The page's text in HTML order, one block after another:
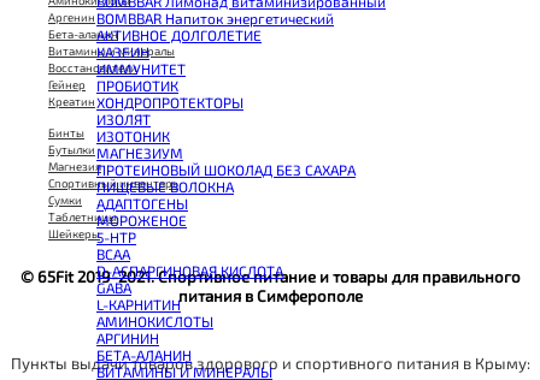
BOMBBAR Напиток энергетический
АКТИВНОЕ ДОЛГОЛЕТИЕ
КАЗЕИН
ИММУНИТЕТ
ПРОБИОТИК
ХОНДРОПРОТЕКТОРЫ
ИЗОЛЯТ
ИЗОТОНИК
МАГНЕЗИУМ
ПРОТЕИНОВЫЙ ШОКОЛАД БЕЗ САХАРА
ПИЩЕВЫЕ ВОЛОКНА
АДАПТОГЕНЫ
МОРОЖЕНОЕ
5-HTP
BCAA
D-АСПАРГИНОВАЯ КИСЛОТА
GABA
L-КАРНИТИН
АМИНОКИСЛОТЫ
АРГИНИН
БЕТА-АЛАНИН
ВИТАМИНЫ И МИНЕРАЛЫ
Аргенин
Бета-аланин
Витамины и минералы
Восстановители
Гейнер
Креатин
Бинты
Бутылки
Магнезия
Спортивный инвентарь
Сумки
Таблетницы
Шейкеры
© 65Fit 2019-2021. Спортивное питание и товары для правильного
питания в Симферополе
Пункты выдачи товаров здорового и спортивного питания в Крыму: